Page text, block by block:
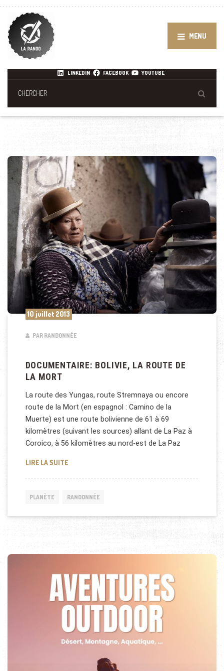
MENU
LINKEDIN FACEBOOK YOUTUBE
10 juillet 2013
PAR RANDONNÉE
DOCUMENTAIRE: BOLIVIE, LA ROUTE DE
LA MORT
La route des Yungas, route Stremnaya ou encore
route de la Mort (en espagnol : Camino de la
Muerte) est une route bolivienne de 61 à 69
kilomètres (suivant les sources) allant de La Paz à
Coroico, à 56 kilomètres au nord-est de La Paz
LIRE LA SUITEDOCUMENTAIRE: BOLIVIE, LA ROUTE DE LA MORT
PLANÈTE RANDONNÉE